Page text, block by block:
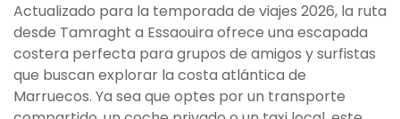
Actualizado para la temporada de viajes 2026, la ruta
desde Tamraght a Essaouira ofrece una escapada
costera perfecta para grupos de amigos y surfistas
que buscan explorar la costa atlántica de
Marruecos. Ya sea que optes por un transporte